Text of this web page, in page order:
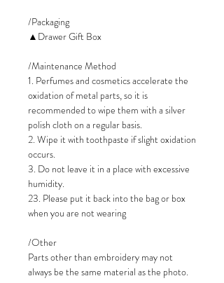
/Packaging
▲Drawer Gift Box
/Maintenance Method
1. Perfumes and cosmetics accelerate the
oxidation of metal parts, so it is
recommended to wipe them with a silver
polish cloth on a regular basis.
2. Wipe it with toothpaste if slight oxidation
occurs.
3. Do not leave it in a place with excessive
humidity.
23. Please put it back into the bag or box
when you are not wearing
/Other
Parts other than embroidery may not
always be the same material as the photo.